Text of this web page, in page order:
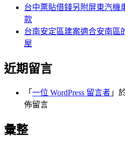
台中票貼借錢另附屏東汽機
款
台南安定區建案適合安南區
屋
近期留言
「 一位 WordPress 留言者 」
佈留言
彙整